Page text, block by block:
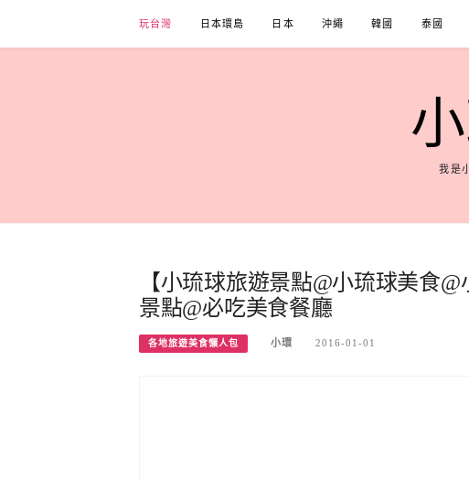
content
玩台灣 日本環島 日本 沖繩 韓國 泰國
我是
【小琉球旅遊景點@小琉球美食
景點@必吃美食餐廳
各地旅遊美食懶人包 小環 2016-01-01